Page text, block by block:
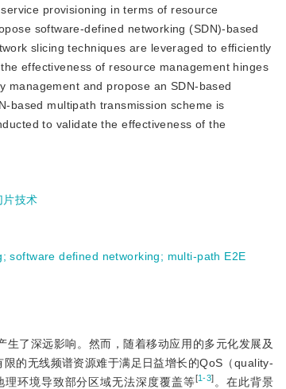
provisioning in terms of resource
software-defined networking (SDN)-based
slicing techniques are leveraged to efficiently
effectiveness of resource management hinges
management and propose an SDN-based
based multipath transmission scheme is
to validate the effectiveness of the
片技术
;software defined networking; multi-path E2E
了深远影响。然而，随着移动应用的多元化发展及
的无线频谱资源难于满足日益增长的QoS（quality-
环境导致部分区域无法深度覆盖等[1-3] 。在此背景